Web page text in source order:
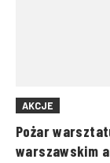
AKCJE
Pożar
warszawskim